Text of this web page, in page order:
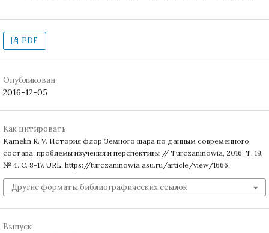
PDF
Опубликован
2016-12-05
Как цитировать
Kamelin R. V. История флор Земного шара по данным современного
состава: проблемы изучения и перспективы // Turczaninowia, 2016. Т. 19,
№ 4. С. 8-17. URL: https://turczaninowia.asu.ru/article/view/1666.
Другие форматы библиографических ссылок
Выпуск